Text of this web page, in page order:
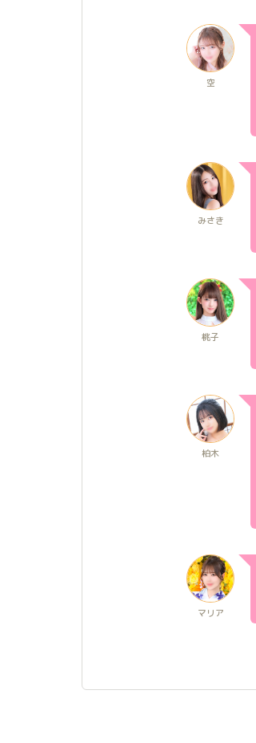
空
みさき
桃子
柏木
マリア